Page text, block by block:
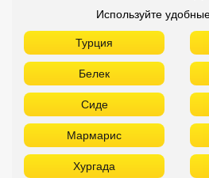
Используйте
Турция
Белек
Сиде
Мармарис
Хургада